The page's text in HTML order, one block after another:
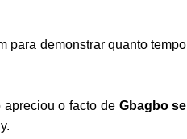
para demonstrar quanto tempo
apreciou o facto de Gbagbo se